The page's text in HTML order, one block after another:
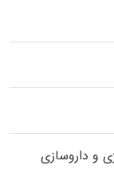
و داروسازی